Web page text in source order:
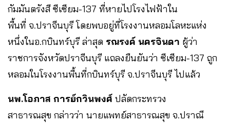
กัมมันตรังสี ซีเซียม-137 ที่หายไปโรงไฟฟ้าใน
พื้นที่ จ.ปราจีนบุรี โดยพบอยู่ที่โรงงานหลอมโลหะแห่ง
หนึ่งในอ.กบินทร์บุรี ล่าสุด รณรงค์ นครจินดา ผู้ว่า
ราชการจังหวัดปราจีนบุรี แถลงยืนยันว่า ซีเซียม-137 ถูก
หลอมในโรงงานพื้นที่กบินทร์บุรี จ.ปราจีนบุรี ไปแล้ว
นพ.โอภาส การย์กวินพงศ์ ปลัดกระทรวง
สาธารณสุข กล่าวว่า นายแพทย์สาธารณสุข จ.ปราณี